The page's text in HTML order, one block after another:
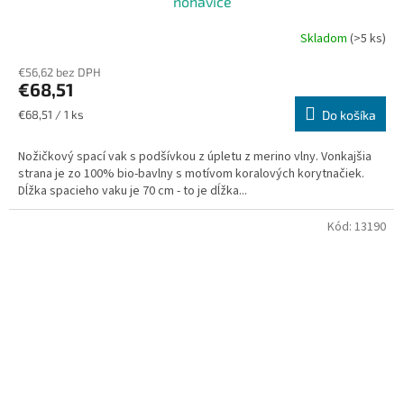
Skladom (>5 ks)
€56,62 bez DPH
€68,51
Jednotková
€68,51 / 1 ks Do košíka
Nožičkový spací vak s podšívkou z úpletu z merino vlny. Vonkajšia
strana je zo 100% bio-bavlny s motívom koralových korytnačiek.
Dĺžka spacieho vaku je 70 cm - to je dĺžka...
Kód: 13190